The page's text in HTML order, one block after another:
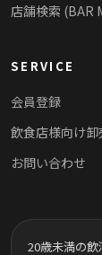
店舗検索 (BAR
SERVICE
会員登録
飲食店様向け卸
お問い合わせ
20歳未満の飲